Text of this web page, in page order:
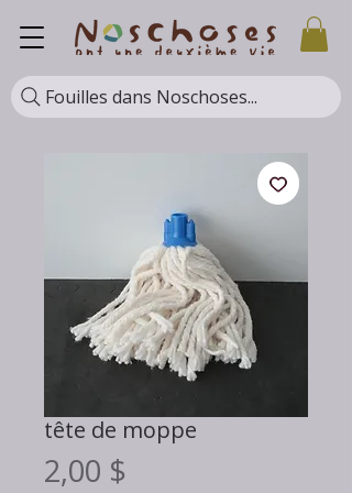
Fouilles dans Noschoses...
tête de moppe
2,00 $